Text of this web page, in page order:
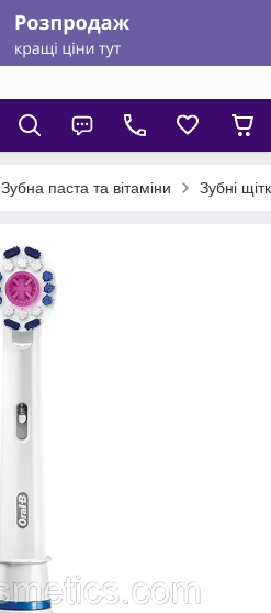
Зубна паста та вітаміни Зубні